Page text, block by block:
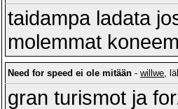
taidampa ladata
molemmat
Need for speed ei ole mitään -willwe,
gran turismot ja